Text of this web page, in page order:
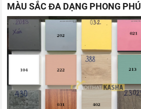
MÀU SẮC ĐA DẠNG PHONG PHÚ